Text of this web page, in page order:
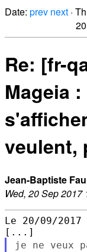
Date: prev next ·
Re: [fr-
Mageia
veulent,
Jean-Baptiste
Wed, 20 Sep 2017
Le 20/09/
je ne veux